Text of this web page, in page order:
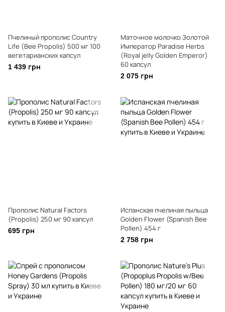
Пчелиный прополис Country
Life (Bee Propolis) 500 мг 100
вегетарианских капсул
1 439 грн
Маточное молочко Золотой
Император Paradise Herbs
(Royal jelly Golden Emperor)
60 капсул
2 075 грн
Прополис Natural Factors
(Propolis) 250 мг 90 капсул
695 грн
Испанская пчелиная пыльца
Golden Flower (Spanish Bee
Pollen) 454 г
2 758 грн